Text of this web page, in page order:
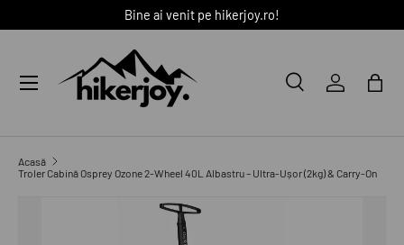
SARI LA CONȚINUT
Bine ai venit pe hikerjoy.ro!
Caută Coș
Meniu
Acasă
Troler Cabină Osprey Ozone 2-Wheel 40L Albastru – Ultra-Ușor (2kg) & Carry-On